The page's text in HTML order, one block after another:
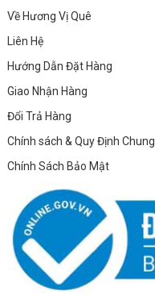
Về Hương Vị Quê
Liên Hệ
Hướng Dẫn Đặt Hàng
Giao Nhận Hàng
Đổi Trả Hàng
Chính sách & Quy Định Chung
Chính Sách Bảo Mật